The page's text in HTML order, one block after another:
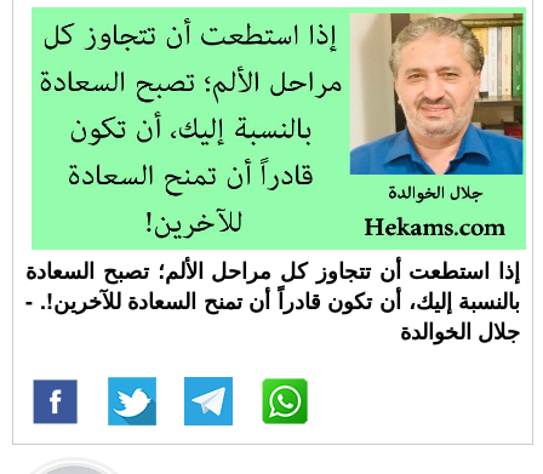
إذا استطعت أن تتجاوز كل مراحل الألم؛ تصبح السعادة
بالنسبة إليك، أن تكون قادراً أن تمنح السعادة للآخرين!. -
جلال الخوالدة